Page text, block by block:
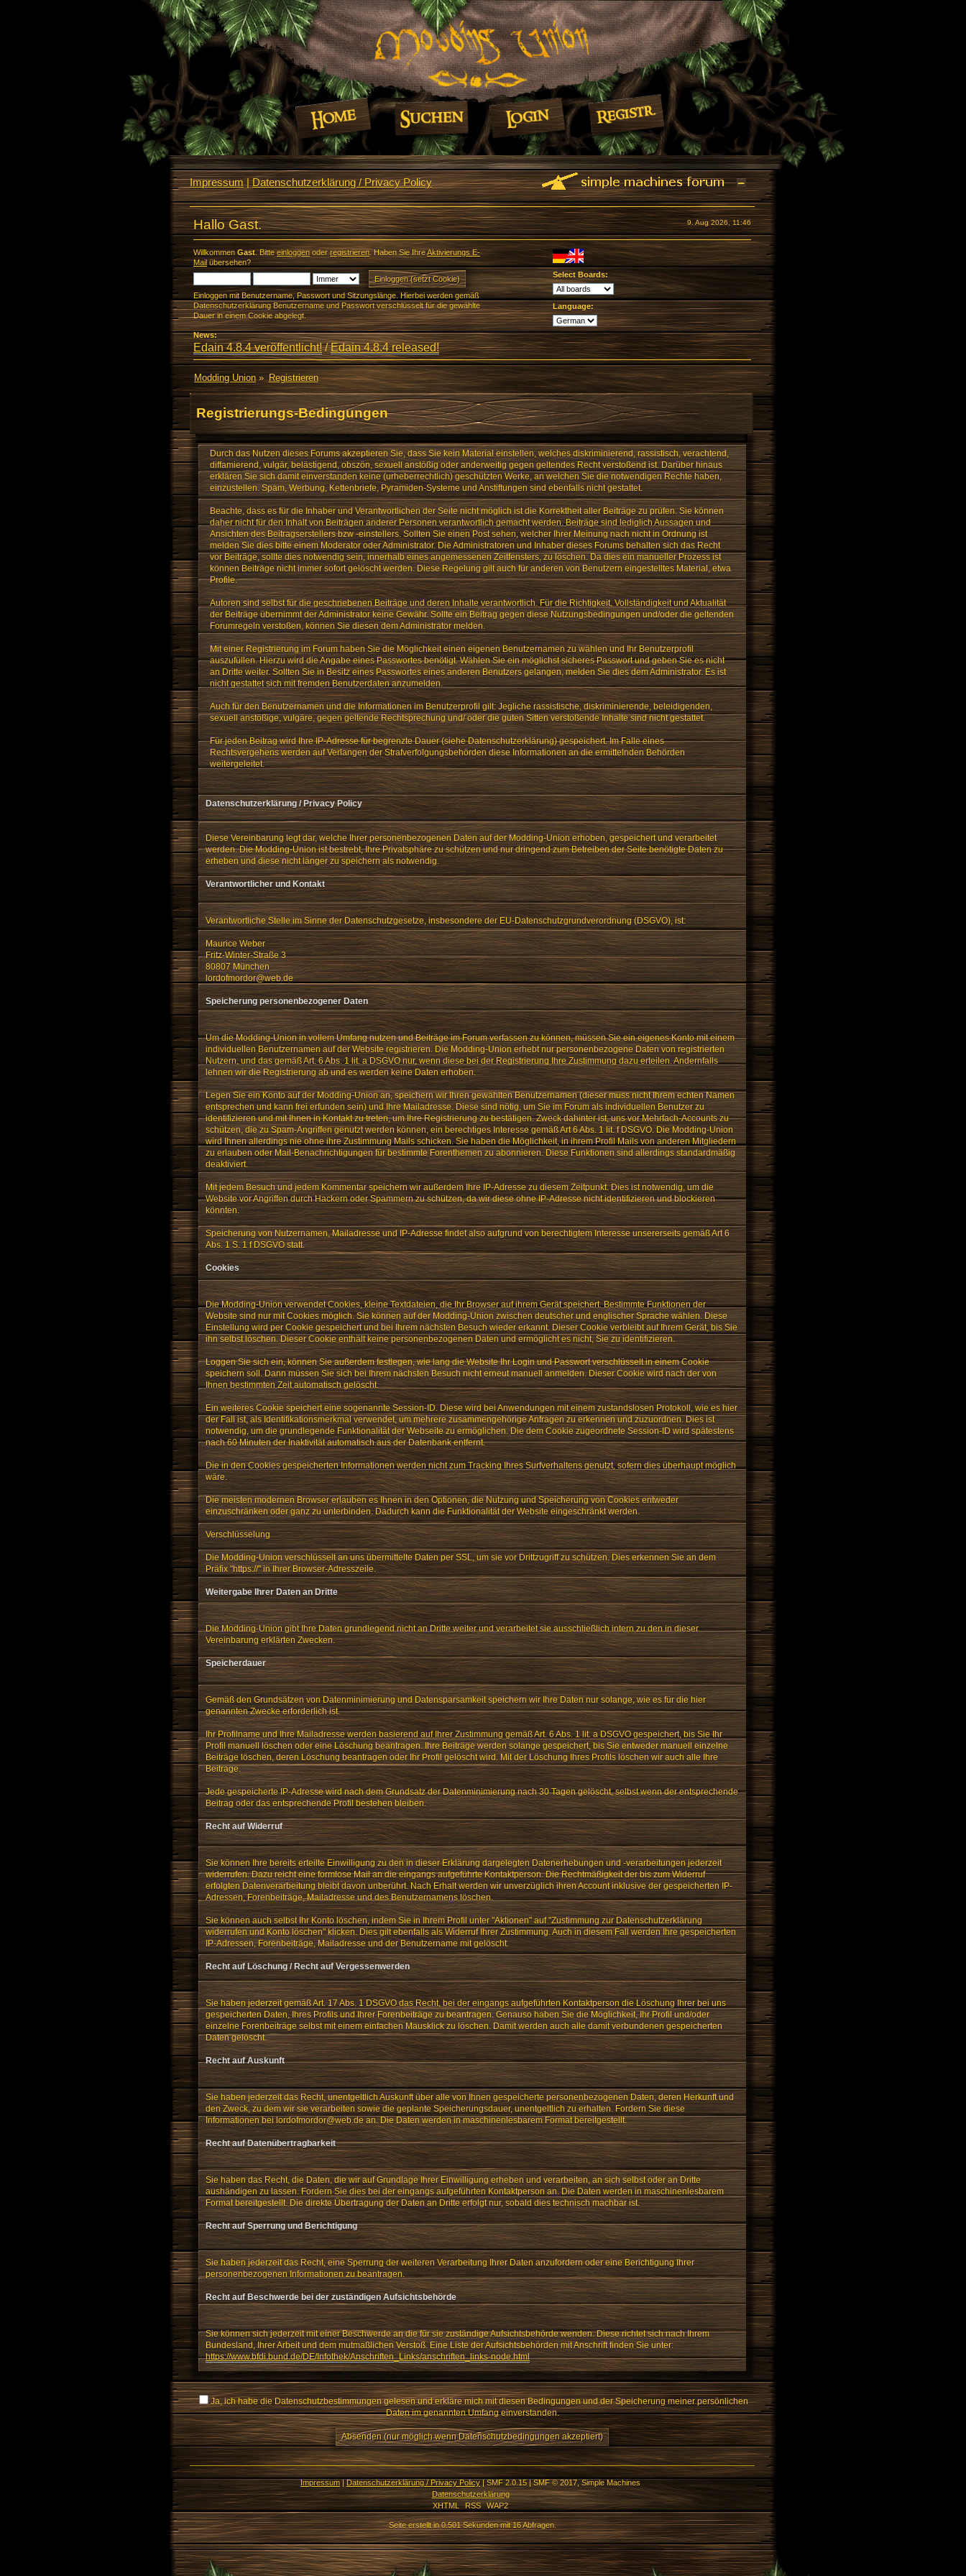
Impressum|Datenschutzerklärung / Privacy Policy
9. Aug 2026, 11:46
Hallo Gast.
Willkommen Gast. Bitte einloggenoderregistrieren. Haben Sie IhreAktivierungs E-
Mailübersehen?
Einloggen mit Benutzername, Passwort und Sitzungslänge. Hierbei werden gemäß
Datenschutzerklärung Benutzername und Passwort verschlüsselt für die gewählte
Dauer in einem Cookie abgelegt.
Select Boards:
Language:
News:
Edain 4.8.4 veröffentlicht!/Edain 4.8.4 released!
Modding Union» Registrieren
Registrierungs-Bedingungen
Durch das Nutzen dieses Forums akzeptieren Sie, dass Sie kein Material einstellen, welches diskriminierend, rassistisch, verachtend,
diffamierend, vulgär, belästigend, obszön, sexuell anstößig oder anderweitig gegen geltendes Recht verstoßend ist. Darüber hinaus
erklären Sie sich damit einverstanden keine (urheberrechtlich) geschützten Werke, an welchen Sie die notwendigen Rechte haben,
einzustellen. Spam, Werbung, Kettenbriefe, Pyramiden-Systeme und Anstiftungen sind ebenfalls nicht gestattet.
Beachte, dass es für die Inhaber und Verantwortlichen der Seite nicht möglich ist die Korrektheit aller Beiträge zu prüfen. Sie können
daher nicht für den Inhalt von Beiträgen anderer Personen verantwortlich gemacht werden. Beiträge sind lediglich Aussagen und
Ansichten des Beitragserstellers bzw -einstellers. Sollten Sie einen Post sehen, welcher Ihrer Meinung nach nicht in Ordnung ist
melden Sie dies bitte einem Moderator oder Administrator. Die Administratoren und Inhaber dieses Forums behalten sich das Recht
vor Beiträge, sollte dies notwendig sein, innerhalb eines angemessenen Zeitfensters, zu löschen. Da dies ein manueller Prozess ist
können Beiträge nicht immer sofort gelöscht werden. Diese Regelung gilt auch für anderen von Benutzern eingestelltes Material, etwa
Profile.
Autoren sind selbst für die geschriebenen Beiträge und deren Inhalte verantwortlich. Für die Richtigkeit, Vollständigkeit und Aktualität
der Beiträge übernimmt der Administrator keine Gewähr. Sollte ein Beitrag gegen diese Nutzungsbedingungen und/oder die geltenden
Forumregeln verstoßen, können Sie diesen dem Administrator melden.
Mit einer Registrierung im Forum haben Sie die Möglichkeit einen eigenen Benutzernamen zu wählen und Ihr Benutzerprofil
auszufüllen. Hierzu wird die Angabe eines Passwortes benötigt. Wählen Sie ein möglichst sicheres Passwort und geben Sie es nicht
an Dritte weiter. Sollten Sie in Besitz eines Passwortes eines anderen Benutzers gelangen, melden Sie dies dem Administrator. Es ist
nicht gestattet sich mit fremden Benutzerdaten anzumelden.
Auch für den Benutzernamen und die Informationen im Benutzerprofil gilt: Jegliche rassistische, diskriminierende, beleidigenden,
sexuell anstößige, vulgäre, gegen geltende Rechtsprechung und/ oder die guten Sitten verstoßende Inhalte sind nicht gestattet.
Für jeden Beitrag wird Ihre IP-Adresse für begrenzte Dauer (siehe Datenschutzerklärung) gespeichert. Im Falle eines
Rechtsvergehens werden auf Verlangen der Strafverfolgungsbehörden diese Informationen an die ermittelnden Behörden
weitergeleitet.
Datenschutzerklärung / Privacy Policy
Diese Vereinbarung legt dar, welche Ihrer personenbezogenen Daten auf der Modding-Union erhoben, gespeichert und verarbeitet
werden. Die Modding-Union ist bestrebt, Ihre Privatsphäre zu schützen und nur dringend zum Betreiben der Seite benötigte Daten zu
erheben und diese nicht länger zu speichern als notwendig.
Verantwortlicher und Kontakt
Verantwortliche Stelle im Sinne der Datenschutzgesetze, insbesondere der EU-Datenschutzgrundverordnung (DSGVO), ist:
Maurice Weber
Fritz-Winter-Straße 3
80807 München
lordofmordor@web.de
Speicherung personenbezogener Daten
Um die Modding-Union in vollem Umfang nutzen und Beiträge im Forum verfassen zu können, müssen Sie ein eigenes Konto mit einem
individuellen Benutzernamen auf der Website registrieren. Die Modding-Union erhebt nur personenbezogene Daten von registrierten
Nutzern, und das gemäß Art. 6 Abs. 1 lit. a DSGVO nur, wenn diese bei der Registrierung Ihre Zustimmung dazu erteilen. Andernfalls
lehnen wir die Registrierung ab und es werden keine Daten erhoben.
Legen Sie ein Konto auf der Modding-Union an, speichern wir Ihren gewählten Benutzernamen (dieser muss nicht Ihrem echten Namen
entsprechen und kann frei erfunden sein) und Ihre Mailadresse. Diese sind nötig, um Sie im Forum als individuellen Benutzer zu
identifizieren und mit Ihnen in Kontakt zu treten, um Ihre Registrierung zu bestätigen. Zweck dahinter ist, uns vor Mehrfach-Accounts zu
schützen, die zu Spam-Angriffen genutzt werden können, ein berechtiges Interesse gemäß Art 6 Abs. 1 lit. f DSGVO. Die Modding-Union
wird Ihnen allerdings nie ohne ihre Zustimmung Mails schicken. Sie haben die Möglichkeit, in ihrem Profil Mails von anderen Mitgliedern
zu erlauben oder Mail-Benachrichtigungen für bestimmte Forenthemen zu abonnieren. Diese Funktionen sind allerdings standardmäßig
deaktiviert.
Mit jedem Besuch und jedem Kommentar speichern wir außerdem Ihre IP-Adresse zu diesem Zeitpunkt. Dies ist notwendig, um die
Website vor Angriffen durch Hackern oder Spammern zu schützen, da wir diese ohne IP-Adresse nicht identifizieren und blockieren
könnten.
Speicherung von Nutzernamen, Mailadresse und IP-Adresse findet also aufgrund von berechtigtem Interesse unsererseits gemäß Art 6
Abs. 1 S. 1 f DSGVO statt.
Cookies
Die Modding-Union verwendet Cookies, kleine Textdateien, die Ihr Browser auf ihrem Gerät speichert. Bestimmte Funktionen der
Website sind nur mit Cookies möglich. Sie können auf der Modding-Union zwischen deutscher und englischer Sprache wählen. Diese
Einstellung wird per Cookie gespeichert und bei Ihrem nächsten Besuch wieder erkannt. Dieser Cookie verbleibt auf Ihrem Gerät, bis Sie
ihn selbst löschen. Dieser Cookie enthält keine personenbezogenen Daten und ermöglicht es nicht, Sie zu identifizieren.
Loggen Sie sich ein, können Sie außerdem festlegen, wie lang die Website Ihr Login und Passwort verschlüsselt in einem Cookie
speichern soll. Dann müssen Sie sich bei Ihrem nächsten Besuch nicht erneut manuell anmelden. Dieser Cookie wird nach der von
Ihnen bestimmten Zeit automatisch gelöscht.
Ein weiteres Cookie speichert eine sogenannte Session-ID. Diese wird bei Anwendungen mit einem zustandslosen Protokoll, wie es hier
der Fall ist, als Identifikationsmerkmal verwendet, um mehrere zusammengehörige Anfragen zu erkennen und zuzuordnen. Dies ist
notwendig, um die grundlegende Funktionalität der Webseite zu ermöglichen. Die dem Cookie zugeordnete Session-ID wird spätestens
nach 60 Minuten der Inaktivität automatisch aus der Datenbank entfernt.
Die in den Cookies gespeicherten Informationen werden nicht zum Tracking Ihres Surfverhaltens genutzt, sofern dies überhaupt möglich
wäre.
Die meisten modernen Browser erlauben es Ihnen in den Optionen, die Nutzung und Speicherung von Cookies entweder
einzuschränken oder ganz zu unterbinden. Dadurch kann die Funktionalität der Website eingeschränkt werden.
Verschlüsselung
Die Modding-Union verschlüsselt an uns übermittelte Daten per SSL, um sie vor Drittzugriff zu schützen. Dies erkennen Sie an dem
Präfix "https://" in Ihrer Browser-Adresszeile.
Weitergabe Ihrer Daten an Dritte
Die Modding-Union gibt Ihre Daten grundlegend nicht an Dritte weiter und verarbeitet sie ausschließlich intern zu den in dieser
Vereinbarung erklärten Zwecken.
Speicherdauer
Gemäß den Grundsätzen von Datenminimierung und Datensparsamkeit speichern wir Ihre Daten nur solange, wie es für die hier
genannten Zwecke erforderlich ist.
Ihr Profilname und Ihre Mailadresse werden basierend auf Ihrer Zustimmung gemäß Art. 6 Abs. 1 lit. a DSGVO gespeichert, bis Sie Ihr
Profil manuell löschen oder eine Löschung beantragen. Ihre Beiträge werden solange gespeichert, bis Sie entweder manuell einzelne
Beiträge löschen, deren Löschung beantragen oder Ihr Profil gelöscht wird. Mit der Löschung Ihres Profils löschen wir auch alle Ihre
Beitrage.
Jede gespeicherte IP-Adresse wird nach dem Grundsatz der Datenminimierung nach 30 Tagen gelöscht, selbst wenn der entsprechende
Beitrag oder das entsprechende Profil bestehen bleiben.
Recht auf Widerruf
Sie können Ihre bereits erteilte Einwilligung zu den in dieser Erklärung dargelegten Datenerhebungen und -verarbeitungen jederzeit
widerrufen. Dazu reicht eine formlose Mail an die eingangs aufgeführte Kontaktperson. Die Rechtmäßigkeit der bis zum Widerruf
erfolgten Datenverarbeitung bleibt davon unberührt. Nach Erhalt werden wir unverzüglich ihren Account inklusive der gespeicherten IP-
Adressen, Forenbeiträge, Mailadresse und des Benutzernamens löschen.
Sie können auch selbst Ihr Konto löschen, indem Sie in Ihrem Profil unter "Aktionen" auf "Zustimmung zur Datenschutzerklärung
widerrufen und Konto löschen" klicken. Dies gilt ebenfalls als Widerruf Ihrer Zustimmung. Auch in diesem Fall werden Ihre gespeicherten
IP-Adressen, Forenbeiträge, Mailadresse und der Benutzername mit gelöscht.
Recht auf Löschung / Recht auf Vergessenwerden
Sie haben jederzeit gemäß Art. 17 Abs. 1 DSGVO das Recht, bei der eingangs aufgeführten Kontaktperson die Löschung Ihrer bei uns
gespeicherten Daten, Ihres Profils und Ihrer Forenbeiträge zu beantragen. Genauso haben Sie die Möglichkeit, Ihr Profil und/oder
einzelne Forenbeiträge selbst mit einem einfachen Mausklick zu löschen. Damit werden auch alle damit verbundenen gespeicherten
Daten gelöscht.
Recht auf Auskunft
Sie haben jederzeit das Recht, unentgeltlich Auskunft über alle von Ihnen gespeicherte personenbezogenen Daten, deren Herkunft und
den Zweck, zu dem wir sie verarbeiten sowie die geplante Speicherungsdauer, unentgeltlich zu erhalten. Fordern Sie diese
Informationen bei lordofmordor@web.de an. Die Daten werden in maschinenlesbarem Format bereitgestellt.
Recht auf Datenübertragbarkeit
Sie haben das Recht, die Daten, die wir auf Grundlage Ihrer Einwilligung erheben und verarbeiten, an sich selbst oder an Dritte
aushändigen zu lassen. Fordern Sie dies bei der eingangs aufgeführten Kontaktperson an. Die Daten werden in maschinenlesbarem
Format bereitgestellt. Die direkte Übertragung der Daten an Dritte erfolgt nur, sobald dies technisch machbar ist.
Recht auf Sperrung und Berichtigung
Sie haben jederzeit das Recht, eine Sperrung der weiteren Verarbeitung Ihrer Daten anzufordern oder eine Berichtigung Ihrer
personenbezogenen Informationen zu beantragen.
Recht auf Beschwerde bei der zuständigen Aufsichtsbehörde
Sie können sich jederzeit mit einer Beschwerde an die für sie zuständige Aufsichtsbehörde wenden. Diese richtet sich nach Ihrem
Bundesland, Ihrer Arbeit und dem mutmaßlichen Verstoß. Eine Liste der Aufsichtsbehörden mit Anschrift finden Sie unter:
https://www.bfdi.bund.de/DE/Infothek/Anschriften_Links/anschriften_links-node.html
Ja, ich habe die Datenschutzbestimmungen gelesen und erkläre mich mit diesen Bedingungen und der Speicherung meiner persönlichen
Daten im genannten Umfang einverstanden.
Impressum|Datenschutzerklärung / Privacy Policy|SMF 2.0.15|SMF © 2017,Simple Machines
Datenschutzerklärung
XHTML
RSS WAP2
Seite erstellt in 0.501 Sekunden mit 16 Abfragen.